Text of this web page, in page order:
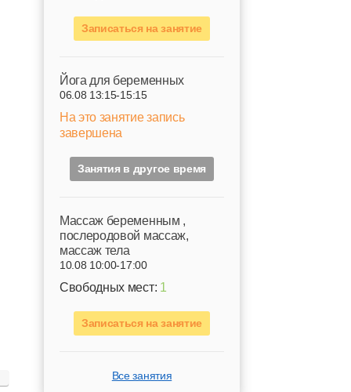
Записаться на занятие
Йога для беременных
06.08 13:15-15:15
На это занятие запись
завершена
Занятия в другое время
Mассаж беременным ,
послеродовой массаж,
массаж тела
10.08 10:00-17:00
Свободных мест: 1
Записаться на занятие
Все занятия